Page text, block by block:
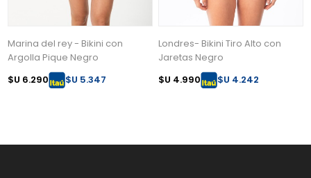
Marina del rey - Bikini con
Argolla Pique Negro
$U 6.290
$U 5.347
Londres- Bikini Tiro Alto con
Jaretas Negro
$U 4.990
$U 4.242